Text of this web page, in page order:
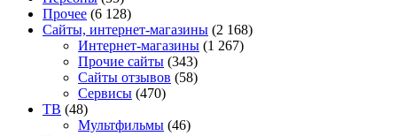
Прочее (6 128)
Сайты, интернет-магазины (2 168)
Интернет-магазины (1 267)
Прочие сайты (343)
Сайты отзывов (58)
Сервисы (470)
ТВ (48)
Мультфильмы (46)